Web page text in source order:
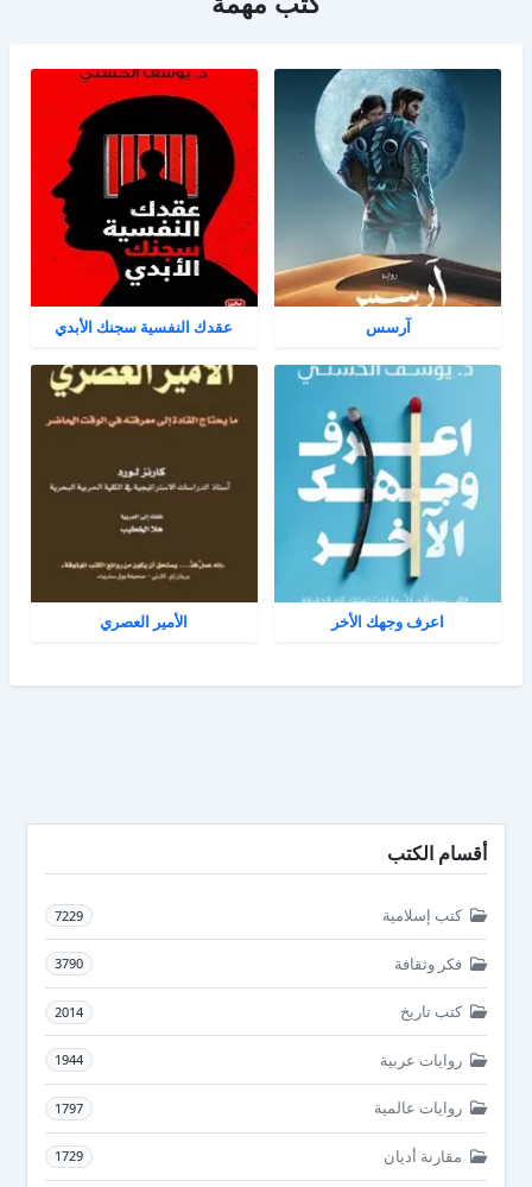
آرسس عقدك النفسية سجنك الأبدي
اعرف وجهك الأخر الأمير العصري
أقسام الكتب
كتب إسلامية 7229
فكر وثقافة 3790
كتب تاريخ 2014
روايات عربية 1944
روايات عالمية 1797
مقارنة أديان 1729